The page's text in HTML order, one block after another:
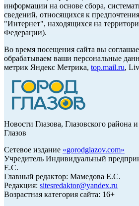
информации на основе сбора,
сведений, относящихся к
"Интернет", находящихся на
Федерации).
Во время посещения сайта вы
обрабатываем ваши персональные
метрик Яндекс Метрика, top.mail.ru,
Новости Глазова, Глазовского района
Глазов
Сетевое издание «gorodglazov.com»
Учредитель Индивидуальный
Е.С.
Главный редактор: Мамедова Е.С.
Редакция: sitesredaktor@yandex.ru
Возрастная категория сайта: 16+